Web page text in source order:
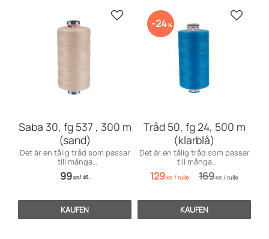
Saba 30, fg 537 , 300 m
(sand)
Det är en tålig tråd som passar
till många
användningsområden främst
till markiser, kapell, möbler och
99KR/st.
Zu Favoriten hinzufügen
KAUFEN
Tråd 50, fg 24, 500 m
(klarblå)
Det är en tålig tråd som passar
till många
användningsområden inom
möbelsömnad men även för
129KR /rulle 169KR /rulle
24% Zu
KAUFEN